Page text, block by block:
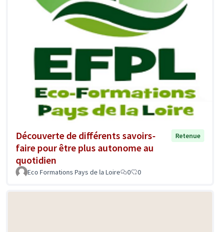
Découverte de différents savoirs-
faire pour être plus autonome au
quotidien
Retenue
Eco Formations Pays de la Loire 0 0